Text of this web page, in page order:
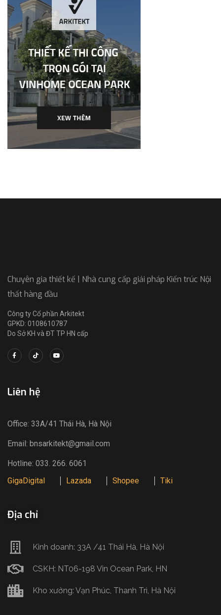
Chuyên gia thiết kế | Nhà cung cấp giải pháp Kiến trúc Nội
thất hàng đầu
Công ty Cổ phần Arkitekt
GPKD: 0108610787
Do Sở KH và ĐT TP HN cấp
Liên hệ
Office: 33A/41 Thái Hà, Hà Nội
Email: bnsarkitekt@gmail.com
Hotline: 033. 266. 6061
GigaDigital
Lazada Shopee Tiki
Địa chỉ
Kinh doanh: 33A /41 Thái Hà, Hà Nội
CSKH: NT06-198 Vin Ocean Park, HN
Kho xưởng: Vạn Phúc, Thanh Trì, Hà Nội